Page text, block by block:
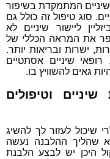
המתמקדת בשיפור
סוג טיפול זה כולל גם
ליישור שיניים לא
את המראה הכללי של
ישרות ובריאות יותר.
רופאי שיניים אסתטיים
גאים להשוויץ בו.
וטיפולים
שיכול לעזור לך להשיג
שהליך ההלבנה נעשה
היכן יש לבצע הלבנת